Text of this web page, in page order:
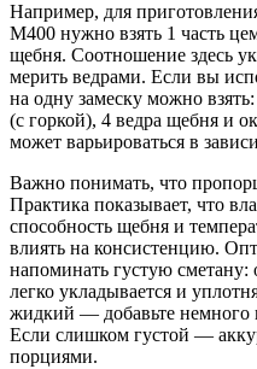
Например, для
М400 нужно взять 1 часть
щебня. Соотношение здесь
мерить ведрами. Если вы
на одну замеску можно
(с горкой), 4 ведра щебня и
может варьироваться в
Важно понимать, что
Практика показывает, что
способность щебня и
влиять на консистенцию.
напоминать густую
легко укладывается и
жидкий — добавьте немного
Если слишком густой —
порциями.